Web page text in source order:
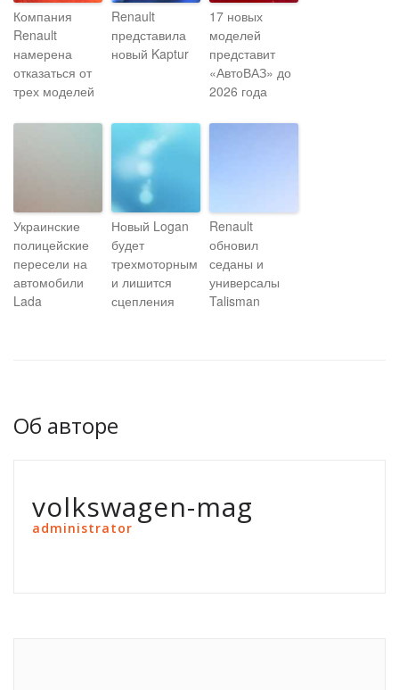
Компания
Renault
намерена
отказаться от
трех моделей
Renault
представила
новый Kaptur
17 новых
моделей
представит
«АвтоВАЗ» до
2026 года
Украинские
полицейские
пересели на
автомобили
Lada
Новый Logan
будет
трехмоторным
и лишится
сцепления
Renault
обновил
седаны и
универсалы
Talisman
Об авторе
volkswagen-mag
administrator